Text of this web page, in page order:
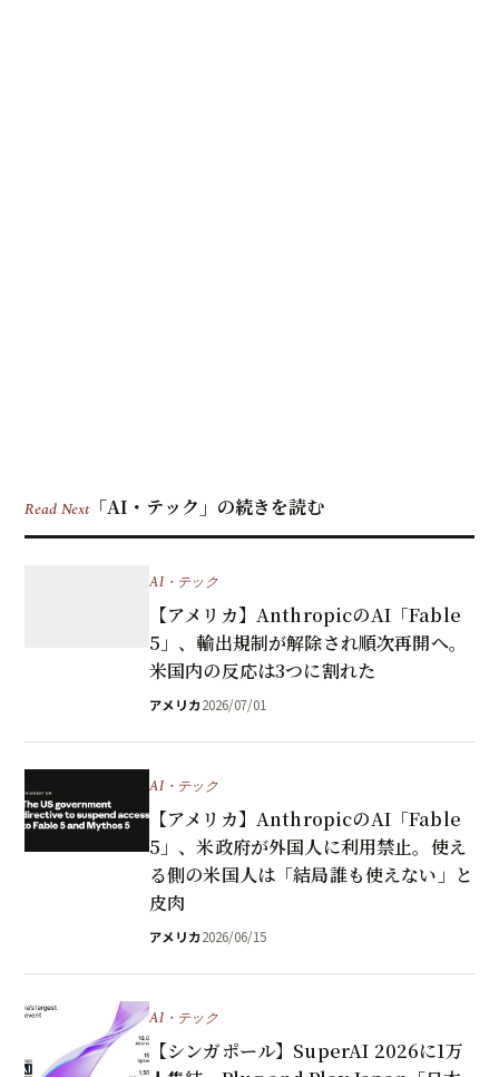
Read Next「AI・テック」の続きを読む
AI・テック
【アメリカ】AnthropicのAI「Fable
5」、輸出規制が解除され順次再開へ。
米国内の反応は3つに割れた
アメリカ2026/07/01
AI・テック
【アメリカ】AnthropicのAI「Fable
5」、米政府が外国人に利用禁止。使え
る側の米国人は「結局誰も使えない」と
皮肉
アメリカ2026/06/15
AI・テック
【シンガポール】SuperAI 2026に1万